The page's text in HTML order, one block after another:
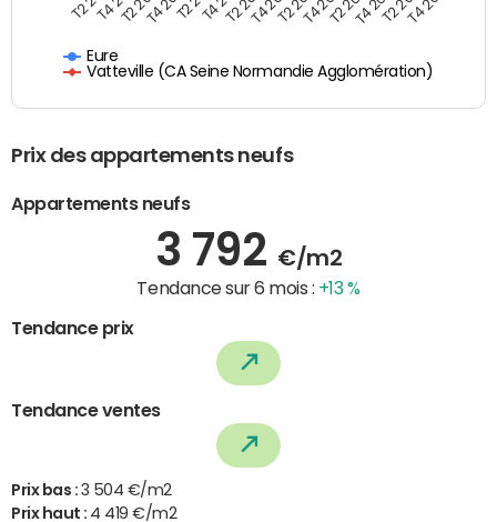
Eure
Vatteville (CA Seine Normandie Agglomération)
Prix des appartements neufs
Appartements neufs
3 792 €/m2
Tendance sur 6 mois : +13 %
Tendance prix
Tendance ventes
Prix bas : 3 504 €/m2
Prix haut : 4 419 €/m2